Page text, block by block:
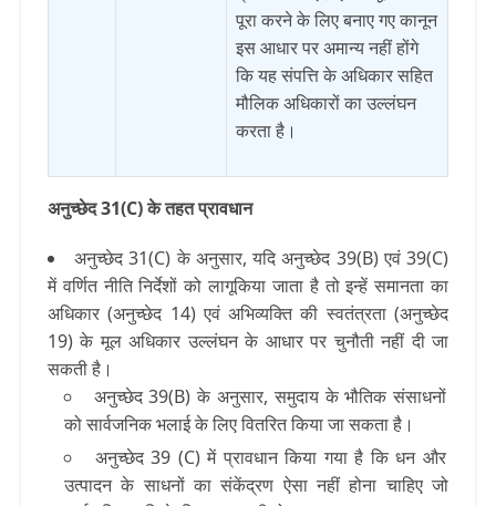
पूरा करने के लिए बनाए गए कानून
इस आधार पर अमान्य नहीं होंगे
कि यह संपत्ति के अधिकार सहित
मौलिक अधिकारों का उल्लंघन
करता है।
अनुच्छेद 31(C) के तहत प्रावधान
अनुच्छेद 31(C) के अनुसार, यदि अनुच्छेद 39(B) एवं 39(C)
में वर्णित नीति निर्देशों को लागूकिया जाता है तो इन्हें समानता का
अधिकार (अनुच्छेद 14) एवं अभिव्यक्ति की स्वतंत्रता (अनुच्छेद
19) के मूल अधिकार उल्लंघन के आधार पर चुनौती नहीं दी जा
सकती है।
अनुच्छेद 39(B) के अनुसार, समुदाय के भौतिक संसाधनों
को सार्वजनिक भलाई के लिए वितरित किया जा सकता है।
अनुच्छेद 39 (C) में प्रावधान किया गया है कि धन और
उत्पादन के साधनों का संकेंद्रण ऐसा नहीं होना चाहिए जो